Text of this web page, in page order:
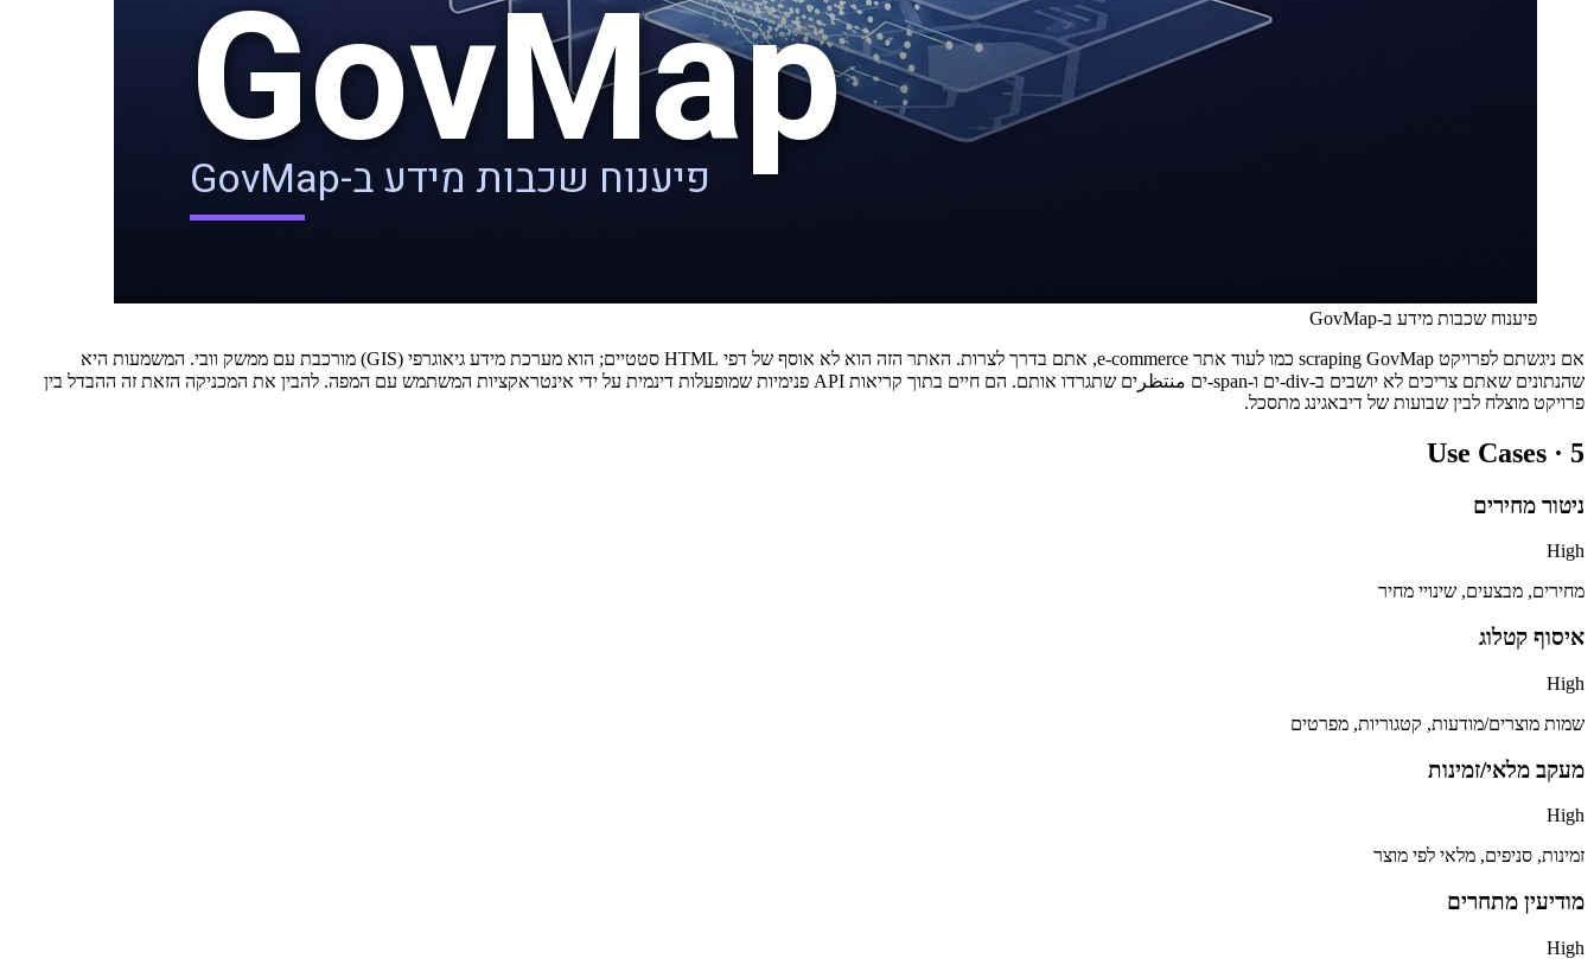
פיענוח שכבות מידע ב-GovMap
אם ניגשתם לפרויקט scraping GovMap כמו לעוד אתר e-commerce, אתם בדרך לצרות. האתר הזה הוא לא אוסף של דפי HTML סטטיים; הוא מערכת מידע גיאוגרפי (GIS) מורכבת עם ממשק וובי. המשמעות היא
שהנתונים שאתם צריכים לא יושבים ב-div-ים ו-span-ים منتظرים שתגרדו אותם. הם חיים בתוך קריאות API פנימיות שמופעלות דינמית על ידי אינטראקציות המשתמש עם המפה. להבין את המכניקה הזאת זה ההבדל בין
פרויקט מוצלח לבין שבועות של דיבאגינג מתסכל.
Use Cases · 5
ניטור מחירים
High
מחירים, מבצעים, שינויי מחיר
איסוף קטלוג
High
שמות מוצרים/מודעות, קטגוריות, מפרטים
מעקב מלאי/זמינות
High
זמינות, סניפים, מלאי לפי מוצר
מודיעין מתחרים
High